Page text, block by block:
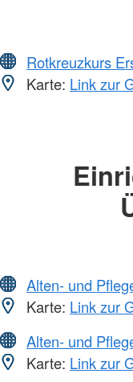
Rotkreuzkurs
Karte: Link zur
Alten- und
Karte: Link zur
Alten- und
Karte: Link zur